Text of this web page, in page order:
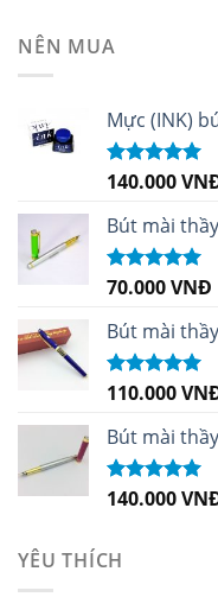
NÊN MUA
Mực (INK)
Được xếp
sao
140.000
Bút mài
Được xếp
sao
70.000VNĐ
Bút mài
Được xếp
sao
110.000
Bút mài
Được xếp
140.000
YÊU THÍCH